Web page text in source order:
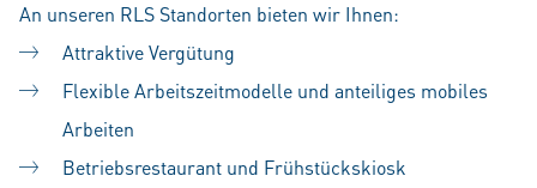
An unseren RLS Standorten bieten wir Ihnen:
Attraktive Vergütung
Flexible Arbeitszeitmodelle und anteiliges mobiles
Arbeiten
Betriebsrestaurant und Frühstückskiosk